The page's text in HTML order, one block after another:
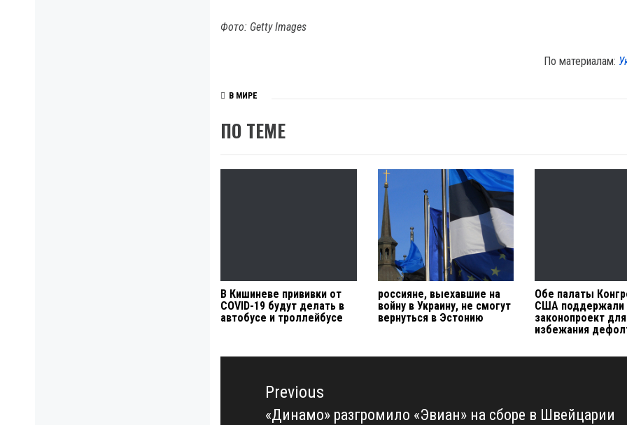
Фото: Getty Images
По материалам:
В МИРЕ
ПО ТЕМЕ
В Кишиневе прививки от
COVID-19 будут делать в
автобусе и троллейбусе
россияне, выехавшие на
войну в Украину, не смогут
вернуться в Эстонию
Обе палаты
США поддержали
законопроект для
избежания
Навигация
записямPrevious
Previous
«Динамо» разгромило «Эвиан» на сборе в Швейцарии